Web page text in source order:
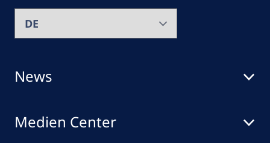
News
Medien Center